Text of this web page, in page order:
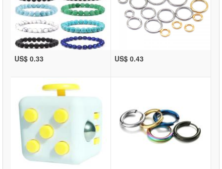
US$ 0.33 US$ 0.43